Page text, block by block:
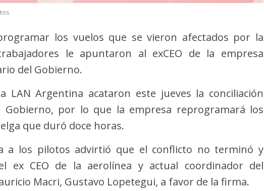
los vuelos que se vieron afectados por la
le apuntaron al exCEO de la empresa
del Gobierno.
LAN Argentina acataron este jueves la conciliación
por lo que la empresa reprogramará los
que duró doce horas.
a los pilotos advirtió que el conflicto no terminó y
ex CEO de la aerolínea y actual coordinador del
Macri, Gustavo Lopetegui, a favor de la firma.